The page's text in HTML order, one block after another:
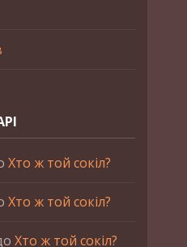
Хто ж той сокіл?
Хто ж той сокіл?
Хто ж той сокіл?